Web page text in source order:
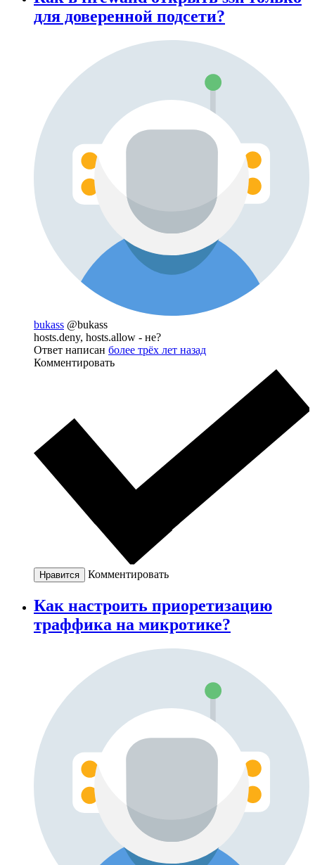
для доверенной подсети?
bukass @bukass
hosts.deny, hosts.allow - не?
Ответ написан более трёх лет назад
Комментировать
Нравится Комментировать
Как настроить приоретизацию
траффика на микротике?